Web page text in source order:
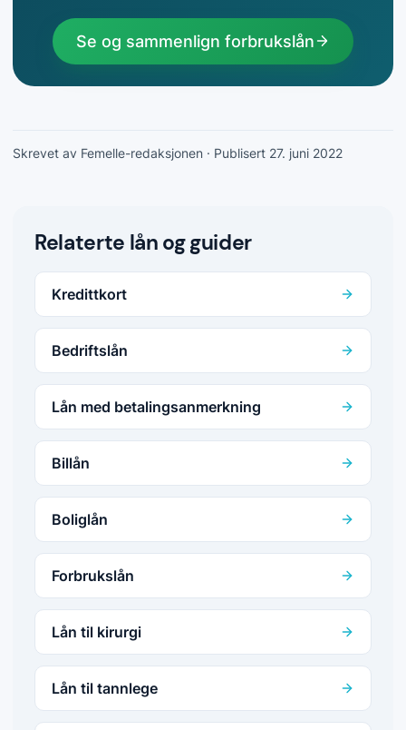
Se og sammenlign forbrukslån
Skrevet av Femelle-redaksjonen · Publisert 27. juni 2022
Relaterte lån og guider
Kredittkort
Bedriftslån
Lån med betalingsanmerkning
Billån
Boliglån
Forbrukslån
Lån til kirurgi
Lån til tannlege